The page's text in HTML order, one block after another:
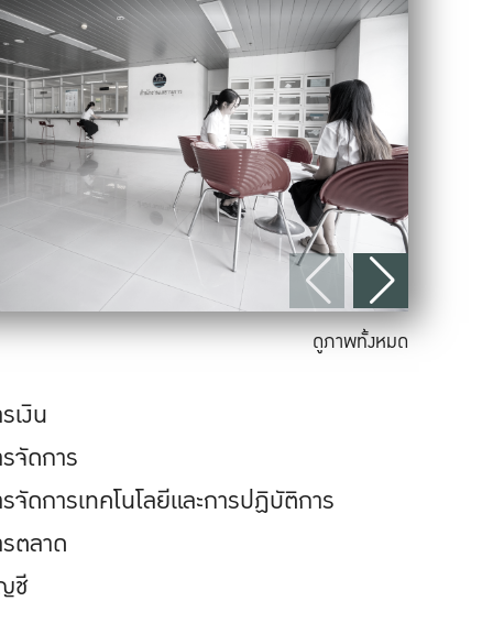
ดูภาพทั้งหมด
เงิน
จัดการ
จัดการเทคโนโลยีและการปฏิบัติการ
ตลาด
ชี